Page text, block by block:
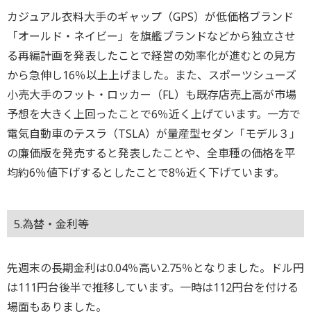
カジュアル衣料大手のギャップ（GPS）が低価格ブランド
「オールド・ネイビー」を旗艦ブランドなどから独立させ
る再編計画を発表したことで経営の効率化が進むとの見方
から急伸し16％以上上げました。また、スポーツシューズ
小売大手のフット・ロッカー（FL）も既存店売上高が市場
予想を大きく上回ったことで6％近く上げています。一方で
電気自動車のテスラ（TSLA）が量産型セダン「モデル３」
の廉価版を発売すると発表したことや、全車種の価格を平
均約6％値下げするとしたことで8％近く下げています。
5.為替・金利等
先週末の長期金利は0.04％高い2.75％となりました。ドル円
は111円台後半で推移しています。一時は112円台を付ける
場面もありました。